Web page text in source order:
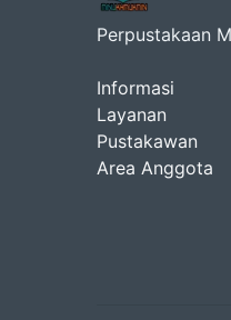
Perpustakaan
Informasi
Layanan
Pustakawan
Area Anggota